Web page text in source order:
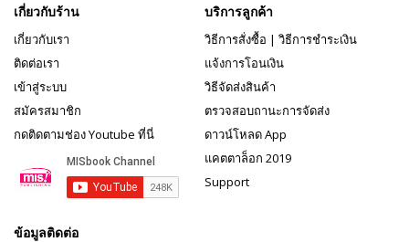
เกี่ยวกับร้าน
เกี่ยวกับเรา
ติดต่อเรา
เข้าสู่ระบบ
สมัครสมาชิก
กดติดตามช่อง Youtube ที่นี่
บริการลูกค้า
วิธีการสั่งซื้อ | วิธีการชำระเงิน
แจ้งการโอนเงิน
วิธีจัดส่งสินค้า
ตรวจสอบถานะการจัดส่ง
ดาวน์โหลด App
แคตตาล็อก 2019
Support
ข้อมูลติดต่อ